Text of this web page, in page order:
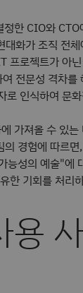
정한 CIO와 CTO
화가 조직 전
프로젝트가 아
전문성 격차
로 인식하여 문
가져올 수 있
경험에 따르
능성의 예술"에
한 기회를 처리